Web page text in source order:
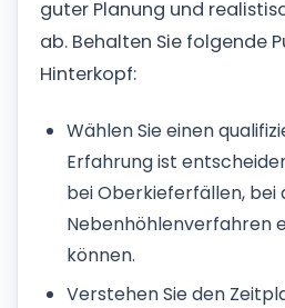
guter Planung und
ab. Behalten Sie folgende
Hinterkopf:
Wählen Sie einen
Erfahrung ist
bei Oberkieferfällen, bei
Nebenhöhlenverfahren
können.
Verstehen Sie den